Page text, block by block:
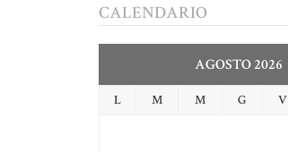
CALENDARIO
AGOSTO 2026
L M M G V